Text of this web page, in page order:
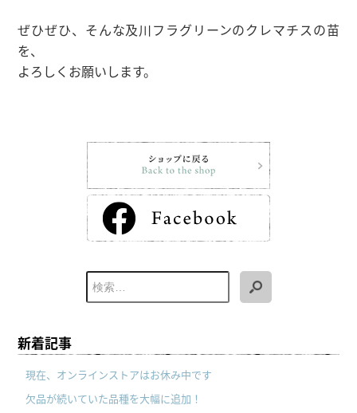
ぜひぜひ、そんな及川フラグリーンのクレマチスの苗
を、
よろしくお願いします。
新着記事
現在、オンラインストアはお休み中です
欠品が続いていた品種を大幅に追加！